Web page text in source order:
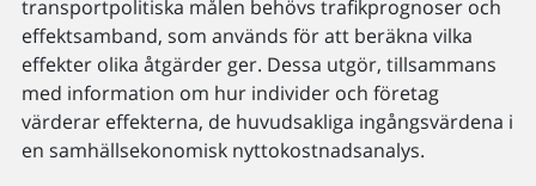
transportpolitiska målen behövs trafikprognoser och
effektsamband, som används för att beräkna vilka
effekter olika åtgärder ger. Dessa utgör, tillsammans
med information om hur individer och företag
värderar effekterna, de huvudsakliga ingångsvärdena i
en samhällsekonomisk nyttokostnadsanalys.